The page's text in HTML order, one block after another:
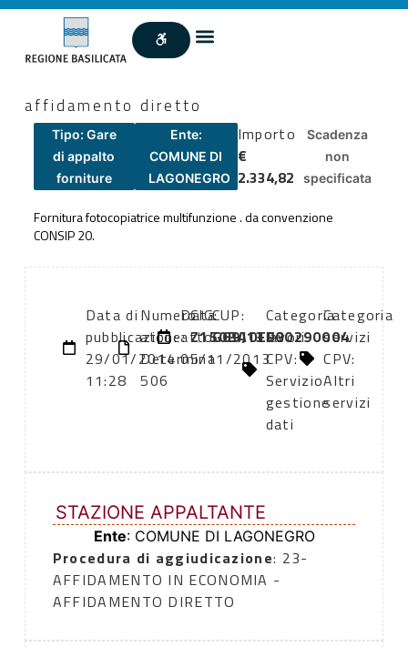
affidamento diretto
Tipo: Gare
di appalto
forniture
Ente:
COMUNE DI
LAGONEGRO
Importo
€
2.334,82
Scadenza
non
specificata
Fornitura fotocopiatrice multifunzione . da convenzione
CONSIP 20.
Data di
pubblicazione:
29/01/2014
11:28
Numero
atto:
Determina
506
Data
atto:
05/11/2013
CIG:
Z150BA0EF3
CUP:
G69J13000290004
Categoria
lavori
CPV:
Servizio
gestione
dati
Categoria
servizi
CPV:
Altri
servizi
STAZIONE APPALTANTE
Ente: COMUNE DI LAGONEGRO
Procedura di aggiudicazione: 23-
AFFIDAMENTO IN ECONOMIA -
AFFIDAMENTO DIRETTO